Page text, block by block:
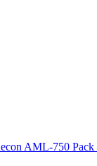
AML-750 Pack